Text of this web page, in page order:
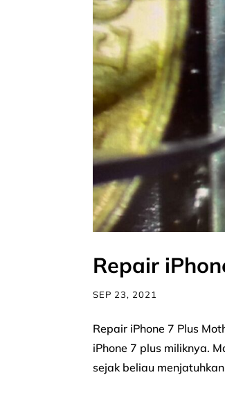
Repair
SEP 23, 2021
Repair iPhone 7 Plus
iPhone 7 plus miliknya.
sejak beliau